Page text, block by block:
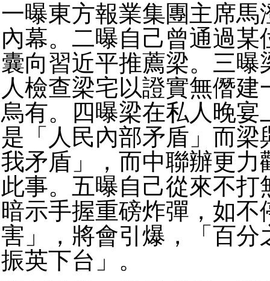
一曝東方報業集團主席馬
內幕。二曝自己曾通過某
囊向習近平推薦梁。三曝
人檢查梁宅以證實無僭建
烏有。四曝梁在私人晚宴
是「人民內部矛盾」而梁
我矛盾」，而中聯辦更力
此事。五曝自己從來不打
暗示手握重磅炸彈，如不
害」，將會引爆，「百分
振英下台」。